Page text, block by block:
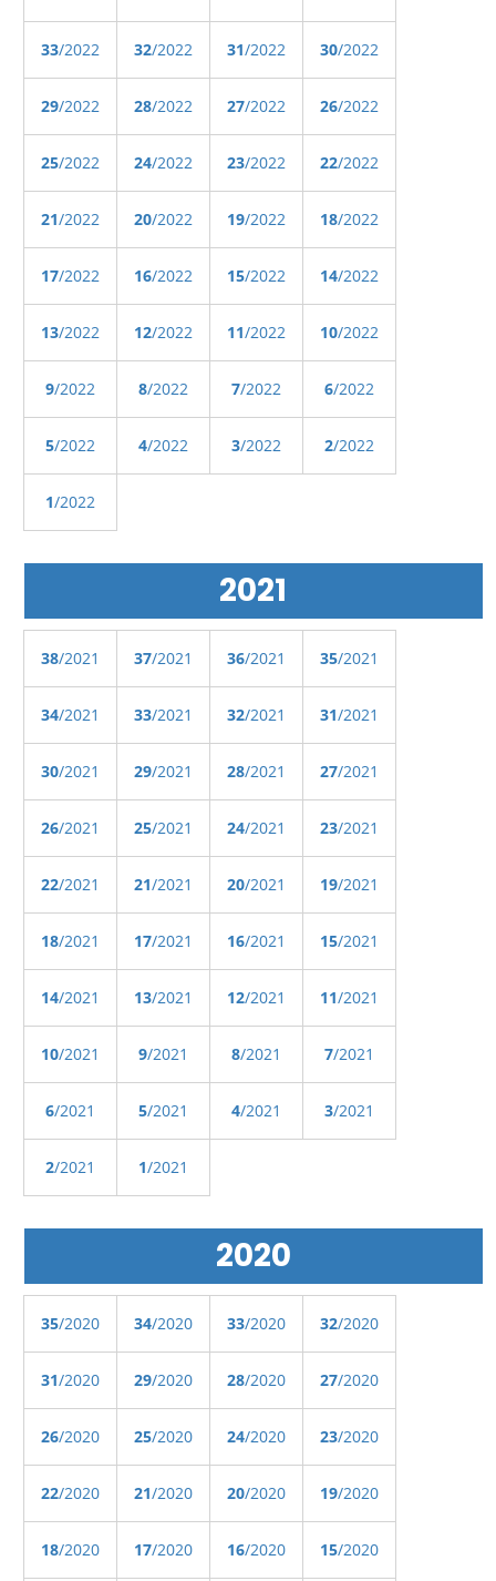
33/2022 32/2022 31/2022 30/2022
29/2022 28/2022 27/2022 26/2022
25/2022 24/2022 23/2022 22/2022
21/2022 20/2022 19/2022 18/2022
17/2022 16/2022 15/2022 14/2022
13/2022 12/2022 11/2022 10/2022
9/2022 8/2022 7/2022 6/2022
5/2022 4/2022 3/2022 2/2022
1/2022
2021
38/2021 37/2021 36/2021 35/2021
34/2021 33/2021 32/2021 31/2021
30/2021 29/2021 28/2021 27/2021
26/2021 25/2021 24/2021 23/2021
22/2021 21/2021 20/2021 19/2021
18/2021 17/2021 16/2021 15/2021
14/2021 13/2021 12/2021 11/2021
10/2021 9/2021 8/2021 7/2021
6/2021 5/2021 4/2021 3/2021
2/2021 1/2021
2020
35/2020 34/2020 33/2020 32/2020
31/2020 29/2020 28/2020 27/2020
26/2020 25/2020 24/2020 23/2020
22/2020 21/2020 20/2020 19/2020
18/2020 17/2020 16/2020 15/2020